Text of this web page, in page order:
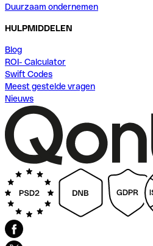
Duurzaam ondernemen
HULPMIDDELEN
Blog
ROI- Calculator
Swift Codes
Meest gestelde vragen
Nieuws